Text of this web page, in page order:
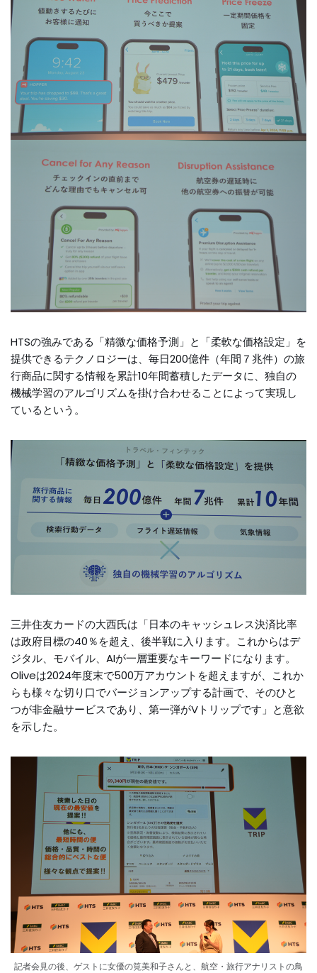
HTSの強みである「精微な価格予測」と「柔軟な価格設定」を
提供できるテクノロジーは、毎日200億件（年間７兆件）の旅
行商品に関する情報を累計10年間蓄積したデータに、独自の
機械学習のアルゴリズムを掛け合わせることによって実現し
ているという。
三井住友カードの大西氏は「日本のキャッシュレス決済比率
は政府目標の40％を超え、後半戦に入ります。これからはデ
ジタル、モバイル、AIが一層重要なキーワードになります。
Oliveは2024年度末で500万アカウントを超えますが、これか
らも様々な切り口でバージョンアップする計画で、そのひと
つが非金融サービスであり、第一弾がVトリップです」と意欲
を示した。
記者会見の後、ゲストに女優の筧美和子さんと、航空・旅行アナリストの鳥